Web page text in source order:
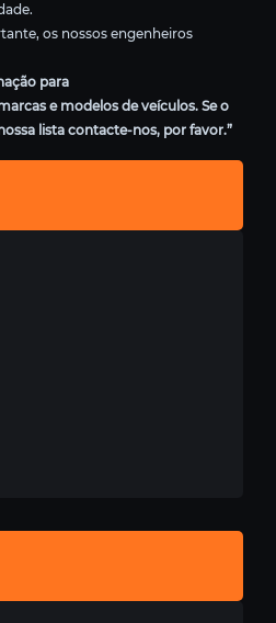
os nossos engenheiros
para
e modelos de veículos. Se o
lista contacte-nos, por favor.”